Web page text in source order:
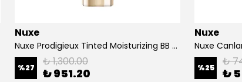
Nuxe
Nuxe Prodigieux Tinted Moisturizing BB Cream - 02 30 ml
%27 ₺ 1,300.00
₺ 951.20
Nuxe
Nuxe
%25 ₺
₺